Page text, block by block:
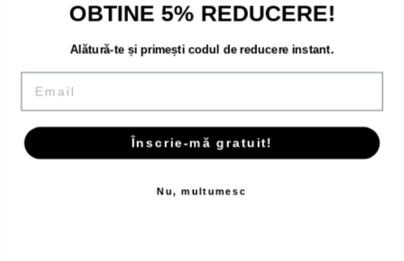
Copyright 2026 - Toate drepturile rezervate.
OBTINE 5% REDUCERE!
Alătură-te și primești codul de reducere instant.
Email
Înscrie-mă gratuit!
Nu, multumesc